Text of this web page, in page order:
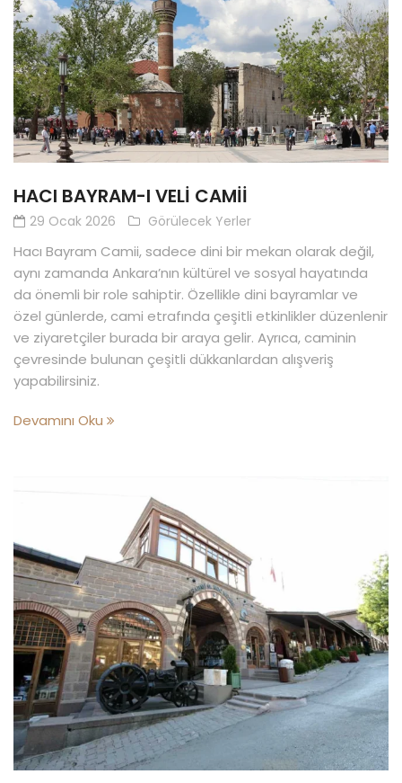
HACI BAYRAM-I VELI CAMII
29 Ocak 2026 Görülecek Yerler
Hacı Bayram Camii, sadece dini bir mekan olarak değil,
aynı zamanda Ankara’nın kültürel ve sosyal hayatında
da önemli bir role sahiptir. Özellikle dini bayramlar ve
özel günlerde, cami etrafında çeşitli etkinlikler düzenlenir
ve ziyaretçiler burada bir araya gelir. Ayrıca, caminin
çevresinde bulunan çeşitli dükkanlardan alışveriş
yapabilirsiniz.
Devamını Oku